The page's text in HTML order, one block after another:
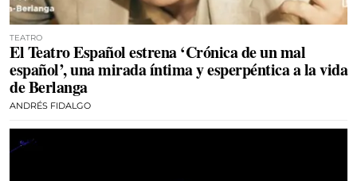
TEATRO
El Teatro Español estrena ‘Crónica de un mal
español’, una mirada íntima y esperpéntica a la vida
de Berlanga
ANDRÉS FIDALGO